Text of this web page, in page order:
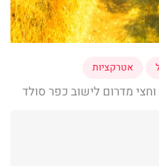
אטרקציות
מדרום לישוב כפר סולד